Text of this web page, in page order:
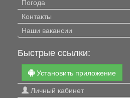
Контакты
Наши вакансии
Быстрые ссылки:
Установить приложение
Личный кабинет